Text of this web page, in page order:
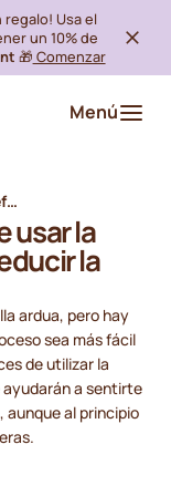
regalo! Usa el
un 10% de
🎁 Comenzar
Menú
5 formas efectivas de usar la reminiscencia para reducir la depresión
usar la
la
ardua, pero hay
sea más fácil
de utilizar la
a sentirte
aunque al principio